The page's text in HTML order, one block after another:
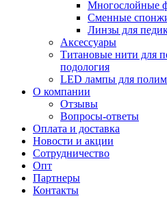
Многослойные
Сменные
Линзы для
Аксессуары
Титановые нити для
подология
LED лампы для
О компании
Отзывы
Вопросы-ответы
Оплата и доставка
Новости и акции
Сотрудничество
Опт
Партнеры
Контакты